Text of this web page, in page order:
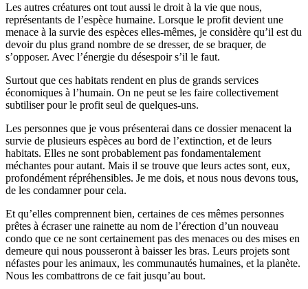
Les autres créatures ont tout aussi le droit à la vie que nous,
représentants de l’espèce humaine. Lorsque le profit devient une
menace à la survie des espèces elles-mêmes, je considère qu’il est du
devoir du plus grand nombre de se dresser, de se braquer, de
s’opposer. Avec l’énergie du désespoir s’il le faut.
Surtout que ces habitats rendent en plus de grands services
économiques à l’humain. On ne peut se les faire collectivement
subtiliser pour le profit seul de quelques-uns.
Les personnes que je vous présenterai dans ce dossier menacent la
survie de plusieurs espèces au bord de l’extinction, et de leurs
habitats. Elles ne sont probablement pas fondamentalement
méchantes pour autant. Mais il se trouve que leurs actes sont, eux,
profondément répréhensibles. Je me dois, et nous nous devons tous,
de les condamner pour cela.
Et qu’elles comprennent bien, certaines de ces mêmes personnes
prêtes à écraser une rainette au nom de l’érection d’un nouveau
condo que ce ne sont certainement pas des menaces ou des mises en
demeure qui nous pousseront à baisser les bras. Leurs projets sont
néfastes pour les animaux, les communautés humaines, et la planète.
Nous les combattrons de ce fait jusqu’au bout.